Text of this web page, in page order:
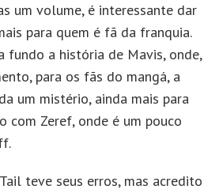
um volume, é interessante dar
para quem é fã da franquia.
fundo a história de Mavis, onde,
para os fãs do mangá, a
um mistério, ainda mais para
com Zeref, onde é um pouco
teve seus erros, mas acredito